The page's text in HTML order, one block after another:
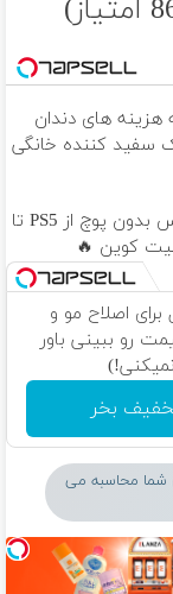
هزینه های دندان
سفید کننده خانگی
گردونه شانس بدون پوچ از PS5 تا
برای اصلاح مو و
رو ببینی باور
نمیکنی!)
بخر
شما محاسبه می